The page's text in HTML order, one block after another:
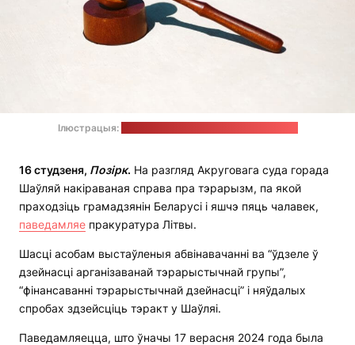
Ілюстрацыя:
16 студзеня, Позірк. На разгляд Акруговага суда горада
Шаўляй накіраваная справа пра тэрарызм, па якой
праходзіць грамадзянін Беларусі і яшчэ пяць чалавек,
паведамляе пракуратура Літвы.
Шасці асобам выстаўленыя абвінавачанні ва “ўдзеле ў
дзейнасці арганізаванай тэрарыстычнай групы”,
“фінансаванні тэрарыстычнай дзейнасці” і няўдалых
спробах здзейсціць тэракт у Шаўляі.
Паведамляецца, што ўначы 17 верасня 2024 года была